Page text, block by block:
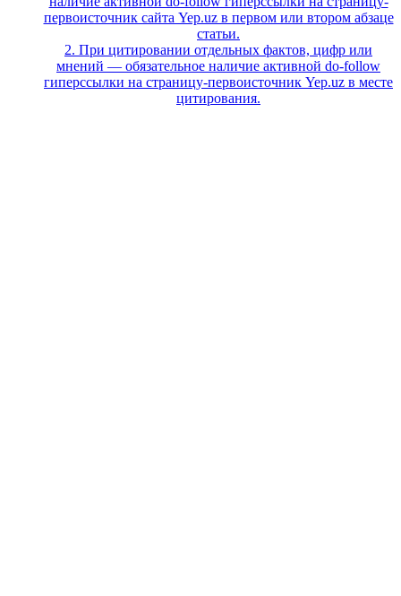
первоисточник сайта Yep.uz в первом или втором абзаце
статьи.
2. При цитировании отдельных фактов, цифр или
мнений — обязательное наличие активной do-follow
гиперссылки на страницу-первоисточник Yep.uz в месте
цитирования.